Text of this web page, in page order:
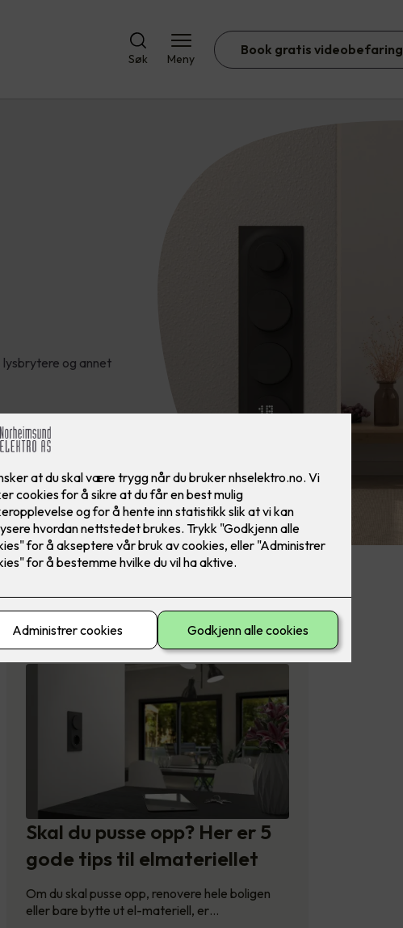
Søk Meny
Book gratis videobefaring
og annet
Skal du pusse opp? Her er 5
gode tips til elmateriellet
Om du skal pusse opp, renovere hele boligen
eller bare bytte ut el-materiell, er…